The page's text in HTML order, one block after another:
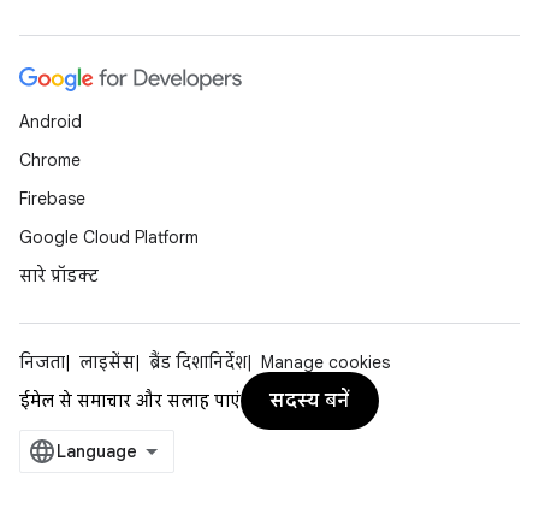
Android
Chrome
Firebase
Google Cloud Platform
सारे प्रॉडक्ट
निजता लाइसेंस ब्रैंड दिशानिर्देश
Manage cookies
ईमेल से समाचार और सलाह पाएं
सदस्य बनें